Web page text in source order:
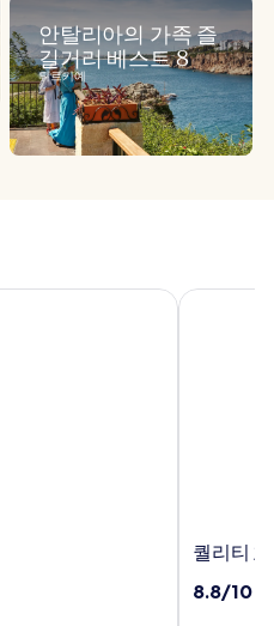
안탈리아의 가족 즐
길거리 베스트 8
튀르키예
퀄
티
퀄리티
10
8.8/10
퀄리티 호